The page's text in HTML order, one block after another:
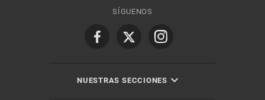
SÍGUENOS
NUESTRAS SECCIONES